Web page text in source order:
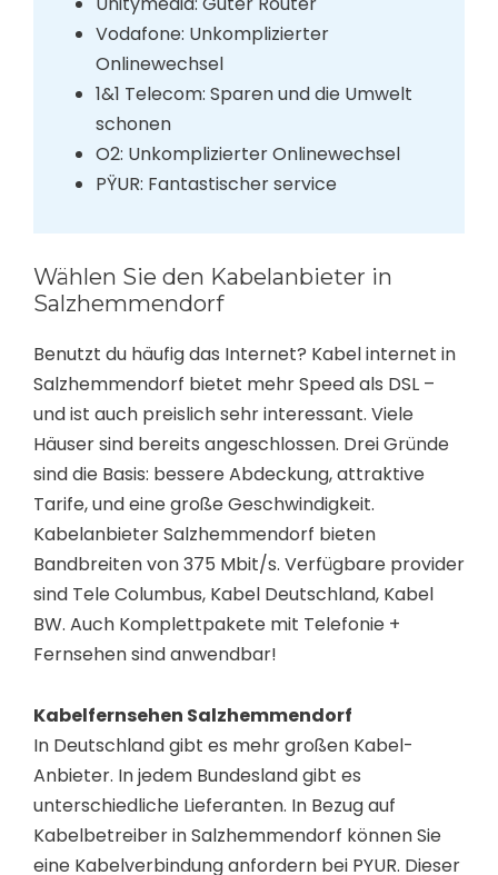
Vodafone: Unkomplizierter
Onlinewechsel
1&1 Telecom: Sparen und die Umwelt
schonen
O2: Unkomplizierter Onlinewechsel
PŸUR: Fantastischer service
Wählen Sie den Kabelanbieter in
Salzhemmendorf
Benutzt du häufig das Internet? Kabel internet in
Salzhemmendorf bietet mehr Speed als DSL –
und ist auch preislich sehr interessant. Viele
Häuser sind bereits angeschlossen. Drei Gründe
sind die Basis: bessere Abdeckung, attraktive
Tarife, und eine große Geschwindigkeit.
Kabelanbieter Salzhemmendorf bieten
Bandbreiten von 375 Mbit/s. Verfügbare provider
sind Tele Columbus, Kabel Deutschland, Kabel
BW. Auch Komplettpakete mit Telefonie +
Fernsehen sind anwendbar!
Kabelfernsehen Salzhemmendorf
In Deutschland gibt es mehr großen Kabel-
Anbieter. In jedem Bundesland gibt es
unterschiedliche Lieferanten. In Bezug auf
Kabelbetreiber in Salzhemmendorf können Sie
eine Kabelverbindung anfordern bei PYUR. Dieser